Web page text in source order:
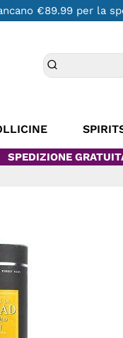
€89.99per la
SPEDIZIONE